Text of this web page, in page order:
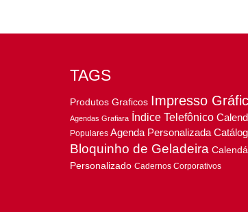
TAGS
Produtos Graficos Impresso
Agendas Grafiara Índice Telefônico
Populares Agenda Personalizada
Bloquinho de Geladeira
Personalizado Cadernos Corporativos